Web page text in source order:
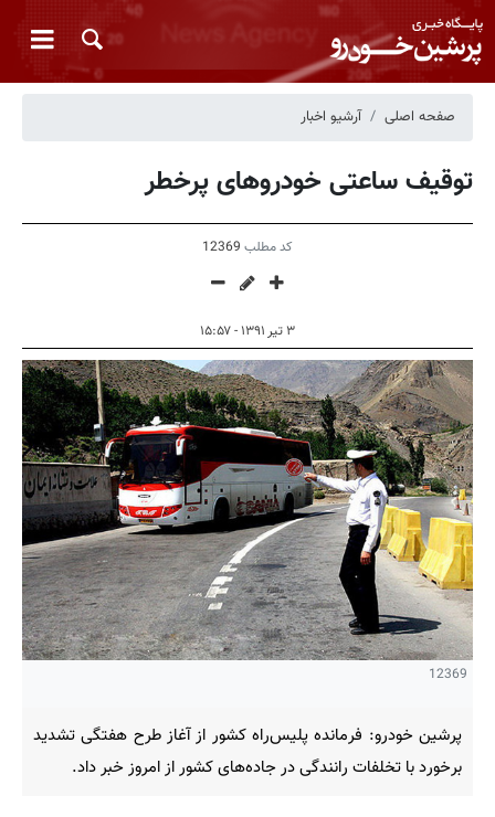
صفحه اصلی آرشیو اخبار
توقیف ساعتی خودروهای پرخطر
کد مطلب 12369
۳ تیر ۱۳۹۱ - ۱۵:۵۷
12369
پرشین خودرو: فرمانده پلیس‌راه كشور از آغاز طرح هفتگی تشدید
برخورد با تخلفات رانندگی در جاده‌های كشور از امروز خبر داد.